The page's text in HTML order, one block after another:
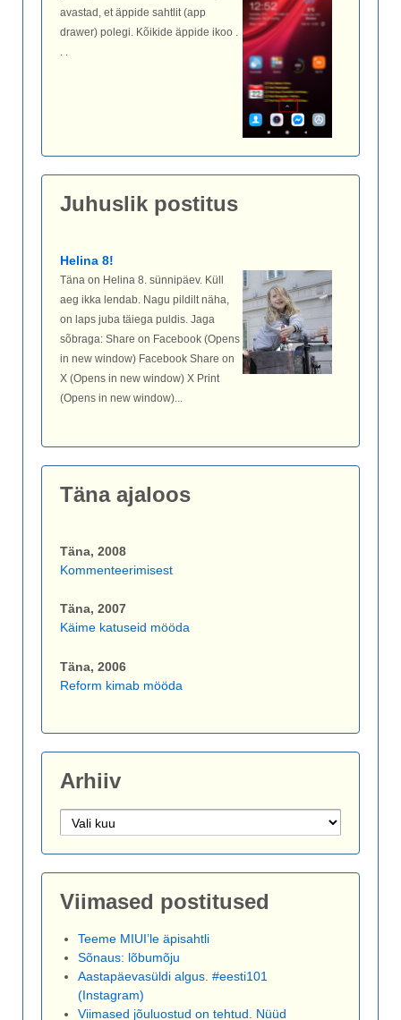
avastad, et äppide sahtlit (app
drawer) polegi. Kõikide äppide ikoo .
Juhuslik postitus
Helina 8!
Täna on Helina 8. sünnipäev. Küll
aeg ikka lendab. Nagu pildilt näha,
on laps juba täiega puldis. Jaga
sõbraga: Share on Facebook (Opens
in new window) Facebook Share on
X (Opens in new window) X Print
(Opens in new window)...
Täna ajaloos
Täna, 2008
Kommenteerimisest
Täna, 2007
Käime katuseid mööda
Täna, 2006
Reform kimab mööda
Arhiiv
Arhiiv
Viimased postitused
Teeme MIUI’le äpisahtli
Sõnaus: lõbumõju
Aastapäevasüldi algus. #eesti101
(Instagram)
Viimased jõuluostud on tehtud. Nüüd